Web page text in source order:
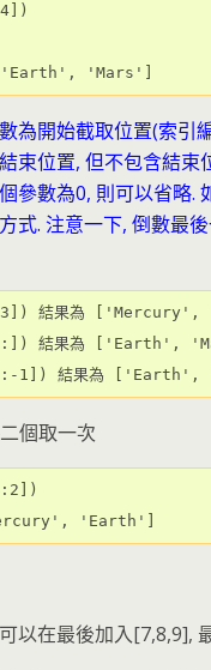
'Mars']
為開始截取位置(索引
束位置, 但不包含結束
參數為0, 則可以省略.
式. 注意一下, 倒數最
結果為 ['Mercury',
結果為 ['Earth',
1]) 結果為 ['Earth',
個取一次
'Earth']
以在最後加入[7,8,9],